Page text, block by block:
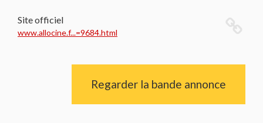
Site officiel
www.allocine.f...=9684.html
Regarder la bande annonce